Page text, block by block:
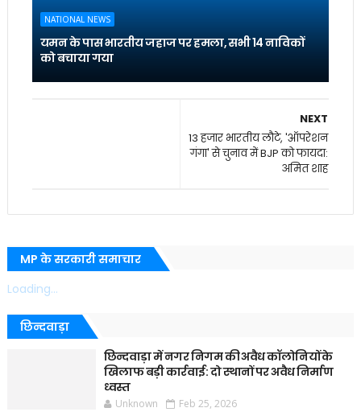
NATIONAL NEWS
यमन के पास भारतीय जहाज पर हमला, सभी 14 नाविकों
को बचाया गया
NEXT
13 हजार भारतीय लौटे, 'ऑपरेशन
गंगा' से चुनाव में BJP को फायदा:
अमित शाह
MP के सरकारी समाचार
Loading...
छिन्दवाड़ा
छिन्दवाड़ा में नगर निगम की अवैध कॉलोनियों के
खिलाफ बड़ी कार्रवाई: दो स्थानों पर अवैध निर्माण
ध्वस्त
Unknown Feb 25, 2026